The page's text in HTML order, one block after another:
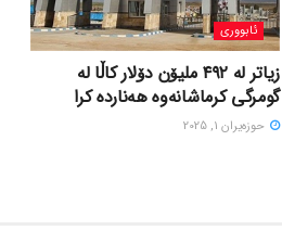
ئابووری
زیاتر لە ٤٩٢ ملیۆن دۆلار کاڵا لە
گومرگی کرماشانەوە هەناردە کرا
حوزه‌یران 1, 2025